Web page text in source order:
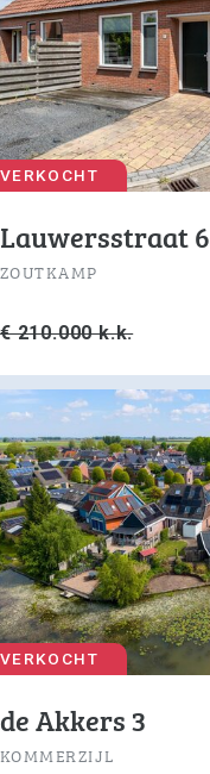
VERKOCHT
Lauwersstraat 6
ZOUTKAMP
€ 210.000 k.k.
VERKOCHT
de Akkers 3
KOMMERZIJL